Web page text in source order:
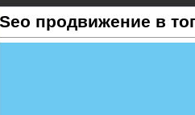
Seo продвижение в